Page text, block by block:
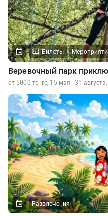
Билеты
Веревочный парк
от 5000 тенге, 15 мая - 31
Развлечения